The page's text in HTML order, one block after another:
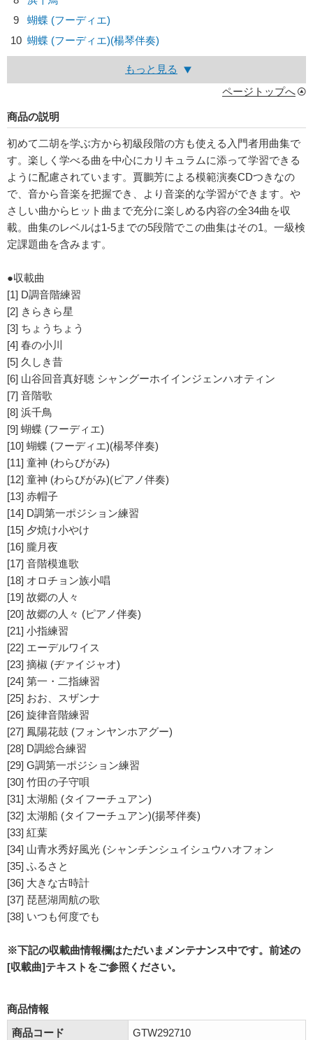
9
蝴蝶 (フーディエ)
10 蝴蝶 (フーディエ)(楊琴伴奏)
もっと見る
ページトップへ
商品の説明
初めて二胡を学ぶ方から初級段階の方も使える入門者用曲集で
す。楽しく学べる曲を中心にカリキュラムに添って学習できる
ように配慮されています。賈鵬芳による模範演奏CDつきなの
で、音から音楽を把握でき、より音楽的な学習ができます。や
さしい曲からヒット曲まで充分に楽しめる内容の全34曲を収
載。曲集のレベルは1-5までの5段階でこの曲集はその1。一級検
定課題曲を含みます。
●収載曲
[1] D調音階練習
[2] きらきら星
[3] ちょうちょう
[4] 春の小川
[5] 久しき昔
[6] 山谷回音真好聴 シャングーホイインジェンハオティン
[7] 音階歌
[8] 浜千鳥
[9] 蝴蝶 (フーディエ)
[10] 蝴蝶 (フーディエ)(楊琴伴奏)
[11] 童神 (わらびがみ)
[12] 童神 (わらびがみ)(ピアノ伴奏)
[13] 赤帽子
[14] D調第一ポジション練習
[15] 夕焼け小やけ
[16] 朧月夜
[17] 音階模進歌
[18] オロチョン族小唱
[19] 故郷の人々
[20] 故郷の人々 (ピアノ伴奏)
[21] 小指練習
[22] エーデルワイス
[23] 摘椒 (ヂァイジャオ)
[24] 第一・二指練習
[25] おお、スザンナ
[26] 旋律音階練習
[27] 鳳陽花鼓 (フォンヤンホアグー)
[28] D調総合練習
[29] G調第一ポジション練習
[30] 竹田の子守唄
[31] 太湖船 (タイフーチュアン)
[32] 太湖船 (タイフーチュアン)(揚琴伴奏)
[33] 紅葉
[34] 山青水秀好風光 (シャンチンシュイシュウハオフォン
[35] ふるさと
[36] 大きな古時計
[37] 琵琶湖周航の歌
[38] いつも何度でも
※下記の収載曲情報欄はただいまメンテナンス中です。前述の
[収載曲]テキストをご参照ください。
商品情報
商品コード
GTW292710